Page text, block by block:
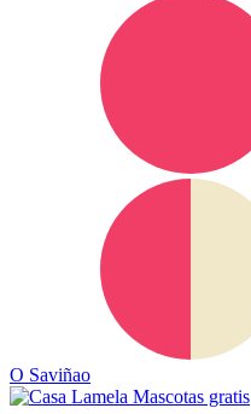
O Saviñao
Mascotas gratis